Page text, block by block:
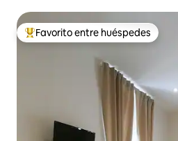
Favorito entre huéspedes preferido
Favorito entre huéspedes